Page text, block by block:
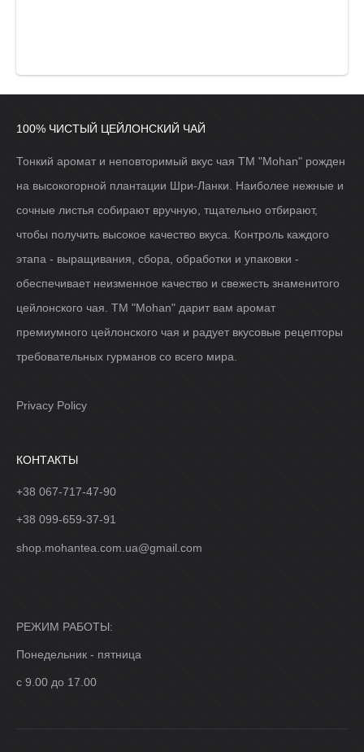
100% ЧИСТЫЙ ЦЕЙЛОНСКИЙ ЧАЙ
Тонкий аромат и неповторимый вкус чая ТМ "Mohan" рожден
на высокогорной плантации Шри-Ланки. Наиболее нежные и
сочные листья собирают вручную, тщательно отбирают,
чтобы получить высокое качество вкуса. Контроль каждого
этапа - выращивания, сбора, обработки и упаковки -
обеспечивает неизменное качество и свежесть знаменитого
цейлонского чая. ТМ "Mohan" дарит вам аромат
премиумного цейлонского чая и радует вкусовые рецепторы
требовательных гурманов со всего мира.
Privacy Policy
КОНТАКТЫ
+38 067-717-47-90
+38 099-659-37-91
shop.mohantea.com.ua@gmail.com
РЕЖИМ РАБОТЫ:
Понедельник - пятница
с 9.00 до 17.00